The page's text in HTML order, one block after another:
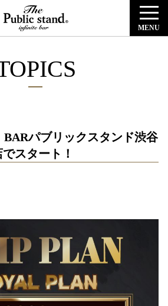
MENU
BARパブリックスタンド渋谷
スタート！